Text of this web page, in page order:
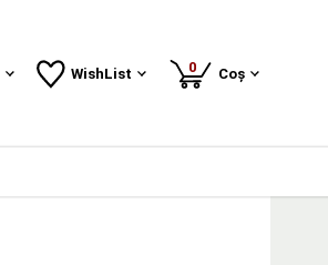
WishList 0produse
Coș